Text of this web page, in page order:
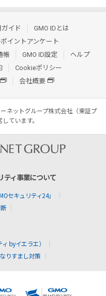
ガイド
GMO IDとは
イントアンケート
帳 GMO ID設定
ヘルプ
Cookieポリシー
会社概要
ネットグループ株式会社（東証プ
ています。
ティ事業について
セキュリティ24」
byイエラエ）
なりすまし対策